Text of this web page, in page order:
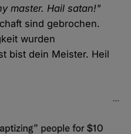
master. Hail satan!"
sind gebrochen.
wurden
bist dein Meister. Heil